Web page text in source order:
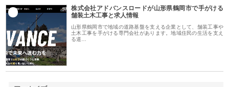
株式会社アドバンスロードが山形県鶴岡市で手がける
舗装土木工事と求人情報
山形県鶴岡市で地域の道路基盤を支える企業として、舗装工事や
土木工事を手がける専門会社があります。地域住民の生活を支え
る道…